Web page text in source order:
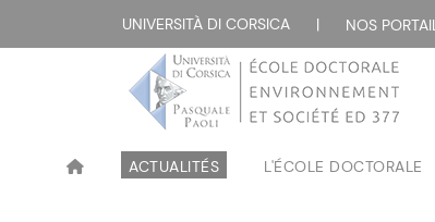
UNIVERSITÀ DI CORSICA | NOS
ACTUALITÉS L'ÉCOLE DOCTORALE